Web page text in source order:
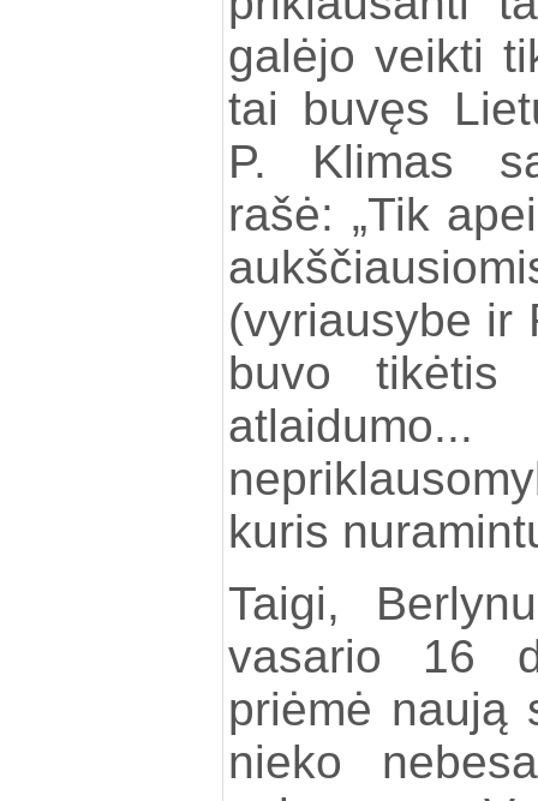
galėjo veikti
tai buvęs
P. Klimas
rašė: „Tik
(vyriausybe ir
buvo tikėtis
kuris
Taigi,
vasario 16
priėmė naują
nieko